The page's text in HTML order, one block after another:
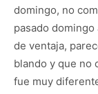
domingo, no
pasado
de ventaja,
blando y que no
fue muy